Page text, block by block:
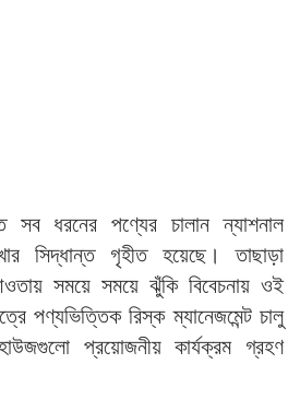
সব ধরনের পণ্যের চালান ন্যাশনাল
সিদ্ধান্ত গৃহীত হয়েছে। তাছাড়া
সময়ে সময়ে ঝুঁকি বিবেচনায় ওই
পণ্যভিত্তিক রিস্ক ম্যানেজমেন্ট চালু
প্রয়োজনীয় কার্যক্রম গ্রহণ